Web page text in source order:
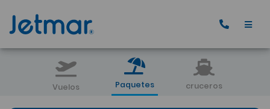
Vuelos Paquetes cruceros